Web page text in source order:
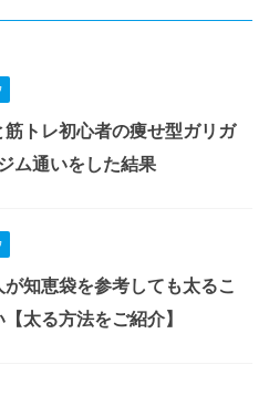
筋トレ初心者の痩せ型ガリガ
ム通いをした結果
知恵袋を参考しても太るこ
太る方法をご紹介】